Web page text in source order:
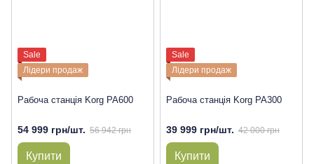
Sale
Лідери продаж
Рабоча станція Korg PA600
54 999 грн/шт. 56 942 грн
Купити
Sale
Лідери продаж
Рабоча станція Korg PA300
39 999 грн/шт. 42 000 грн
Купити